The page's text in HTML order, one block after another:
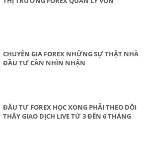
CHUYÊN GIA FOREX NHỮNG SỰ THẬT NHÀ
ĐẦU TƯ CẦN NHÌN NHẬN
ĐẦU TƯ FOREX HỌC XONG PHẢI THEO DÕI
THẦY GIAO DỊCH LIVE TỪ 3 ĐẾN 6 THÁNG